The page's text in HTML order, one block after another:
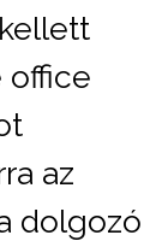
office
az
dolgozó